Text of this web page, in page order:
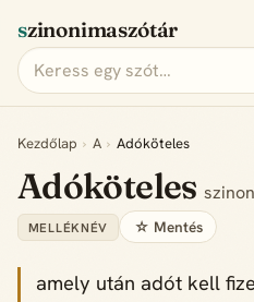
szinonimaszótár
Kezdőlap › A › Adóköteles
Adóköteles
MELLÉKNÉV ☆ Mentés
amely után adót kell